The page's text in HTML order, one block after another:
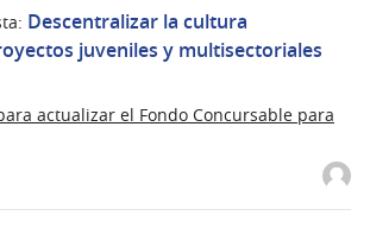
Descentralizar la cultura
juveniles y multisectoriales
actualizar el Fondo Concursable para